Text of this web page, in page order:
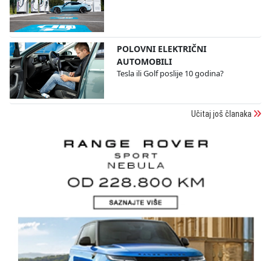
POLOVNI ELEKTRIČNI
AUTOMOBILI
Tesla ili Golf poslije 10 godina?
Učitaj još članaka